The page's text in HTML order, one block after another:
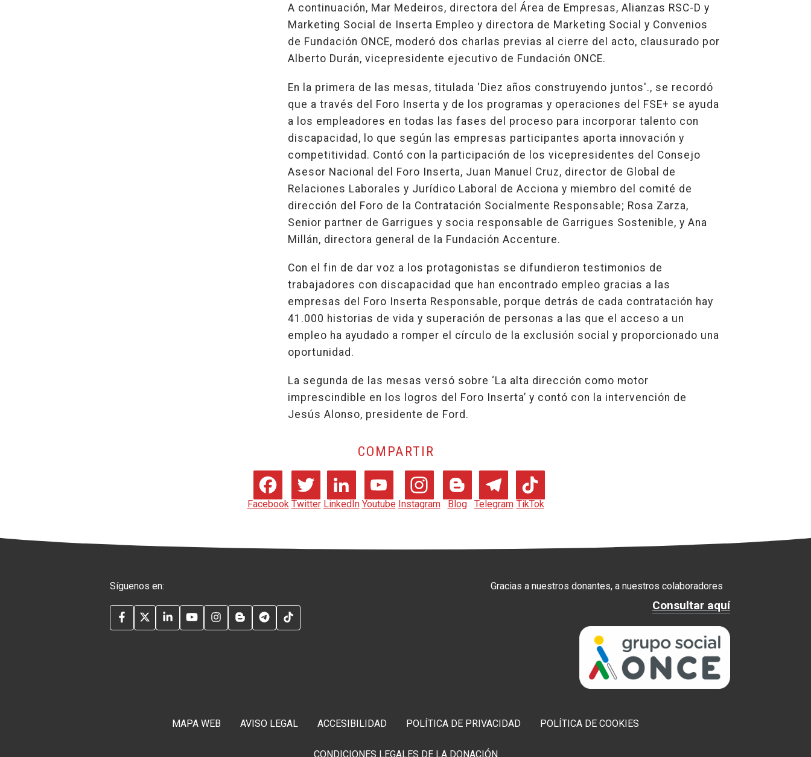
A continuación, Mar Medeiros, directora del Área de Empresas, Alianzas RSC-D y
Marketing Social de Inserta Empleo y directora de Marketing Social y Convenios
de Fundación ONCE, moderó dos charlas previas al cierre del acto, clausurado por
Alberto Durán, vicepresidente ejecutivo de Fundación ONCE.
En la primera de las mesas, titulada ‘Diez años construyendo juntos'., se recordó
que a través del Foro Inserta y de los programas y operaciones del FSE+ se ayuda
a los empleadores en todas las fases del proceso para incorporar talento con
discapacidad, lo que según las empresas participantes aporta innovación y
competitividad. Contó con la participación de los vicepresidentes del Consejo
Asesor Nacional del Foro Inserta, Juan Manuel Cruz, director de Global de
Relaciones Laborales y Jurídico Laboral de Acciona y miembro del comité de
dirección del Foro de la Contratación Socialmente Responsable; Rosa Zarza,
Senior partner de Garrigues y socia responsable de Garrigues Sostenible, y Ana
Millán, directora general de la Fundación Accenture.
Con el fin de dar voz a los protagonistas se difundieron testimonios de
trabajadores con discapacidad que han encontrado empleo gracias a las
empresas del Foro Inserta Responsable, porque detrás de cada contratación hay
41.000 historias de vida y superación de personas a las que el acceso a un
empleo ha ayudado a romper el círculo de la exclusión social y proporcionado una
oportunidad.
La segunda de las mesas versó sobre ‘La alta dirección como motor
imprescindible en los logros del Foro Inserta’ y contó con la intervención de
Jesús Alonso, presidente de Ford.
COMPARTIR
Facebook Twitter LinkedIn Youtube Instagram Blog Telegram TikTok
Síguenos en:
FACEBOOK
TWITTERLINKEDIN
YOUTUBEINSTAGRAM
BLOG TELEGRAM
Gracias a nuestros donantes, a nuestros colaboradores
Consultar aquí
MAPA WEB AVISO LEGAL ACCESIBILIDAD POLÍTICA DE PRIVACIDAD POLÍTICA DE COOKIES
CONDICIONES LEGALES DE LA DONACIÓN